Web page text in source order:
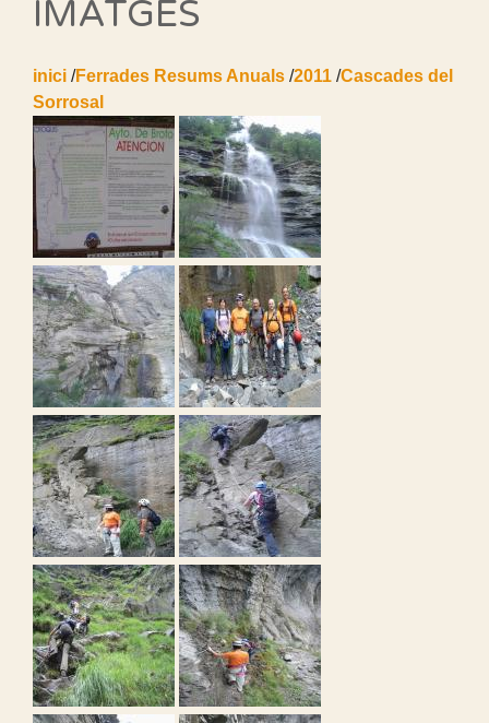
IMATGES
inici /Ferrades Resums Anuals /2011 /Cascades del
Sorrosal